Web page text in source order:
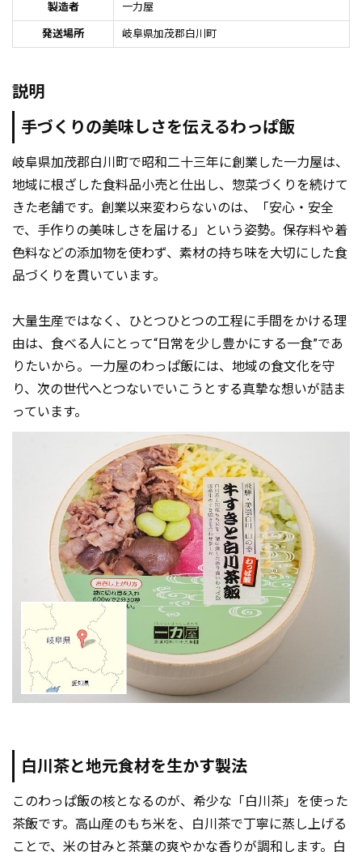
製造者 一力屋
発送場所 岐阜県加茂郡白川町
説明
手づくりの美味しさを伝えるわっぱ飯
岐阜県加茂郡白川町で昭和二十三年に創業した一力屋は、
地域に根ざした食料品小売と仕出し、惣菜づくりを続けて
きた老舗です。創業以来変わらないのは、「安心・安全
で、手作りの美味しさを届ける」という姿勢。保存料や着
色料などの添加物を使わず、素材の持ち味を大切にした食
品づくりを貫いています。
大量生産ではなく、ひとつひとつの工程に手間をかける理
由は、食べる人にとって“日常を少し豊かにする一食”であ
りたいから。一力屋のわっぱ飯には、地域の食文化を守
り、次の世代へとつないでいこうとする真摯な想いが詰ま
っています。
白川茶と地元食材を生かす製法
このわっぱ飯の核となるのが、希少な「白川茶」を使った
茶飯です。高山産のもち米を、白川茶で丁寧に蒸し上げる
ことで、米の甘みと茶葉の爽やかな香りが調和します。白